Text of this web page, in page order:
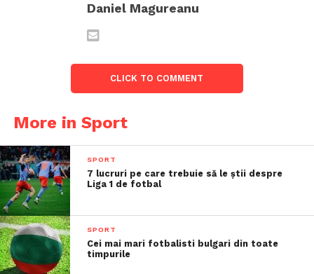
Daniel Magureanu
CLICK TO COMMENT
More in Sport
SPORT
7 lucruri pe care trebuie să le știi despre
Liga 1 de fotbal
SPORT
Cei mai mari fotbalisti bulgari din toate
timpurile